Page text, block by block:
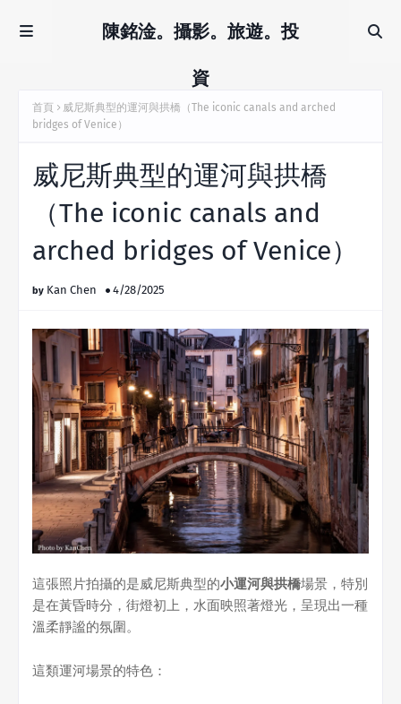
陳銘淦。攝影。旅遊。投
資
首頁
威尼斯典型的運河與拱橋（The iconic canals and arched
bridges of Venice）
威尼斯典型的運河與拱橋
（The iconic canals and
arched bridges of Venice）
Kan Chen 4/28/2025
這張照片拍攝的是威尼斯典型的小運河與拱橋場景，特別
是在黃昏時分，街燈初上，水面映照著燈光，呈現出一種
溫柔靜謐的氛圍。
這類運河場景的特色：